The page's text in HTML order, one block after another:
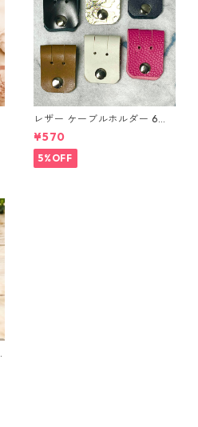
レザー ケーブルホルダー 6個
セット
¥570
5%OFF